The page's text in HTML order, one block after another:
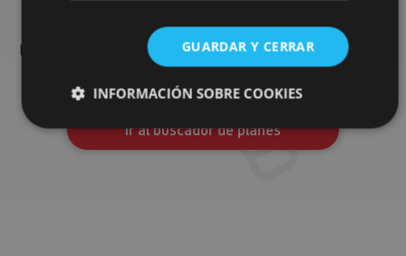
Encuentra planes y sugerencias para completar tu viaje en
Navarra: actividades organizadas, visitas y los eventos más
destados de la agenda.
Ir al buscador de planes
GUARDAR Y CERRAR
INFORMACIÓN SOBRE COOKIES